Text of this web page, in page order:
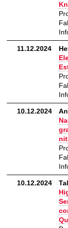
11.12.2024
10.12.2024
10.12.2024